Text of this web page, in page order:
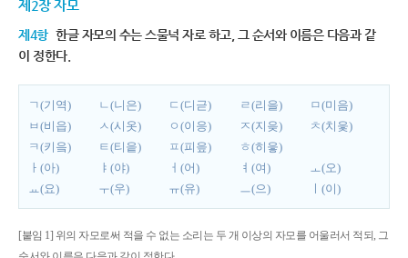
제2장 자모
제4항 한글 자모의 수는 스물넉 자로 하고, 그 순서와 이름은 다음과 같
이 정한다.
ㄱ(기역) ㄴ(니은) ㄷ(디귿) ㄹ(리을)
ㅁ(미음)
ㅂ(비읍)
ㅅ(시옷) ㅇ(이응) ㅈ(지읒)
ㅊ(치읓)
ㅋ(키읔)
ㅌ(티읕) ㅍ(피읖)
ㅎ(히읗)
ㅏ(아)
ㅑ(야) ㅓ(어) ㅕ(여)
ㅗ(오)
ㅛ(요)
ㅜ(우) ㅠ(유) ㅡ(으) ㅣ(이)
[붙임 1] 위의 자모로써 적을 수 없는 소리는 두 개 이상의 자모를 어울러서 적되, 그